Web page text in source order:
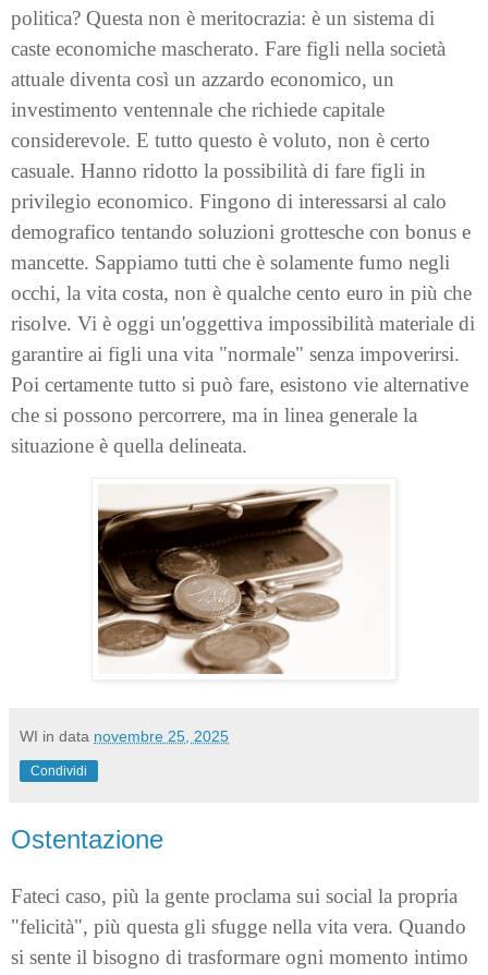
politica? Questa non è meritocrazia: è un sistema di
caste economiche mascherato. Fare figli nella società
attuale diventa così un azzardo economico, un
investimento ventennale che richiede capitale
considerevole. E tutto questo è voluto, non è certo
casuale. Hanno ridotto la possibilità di fare figli in
privilegio economico. Fingono di interessarsi al calo
demografico tentando soluzioni grottesche con bonus e
mancette. Sappiamo tutti che è solamente fumo negli
occhi, la vita costa, non è qualche cento euro in più che
risolve. Vi è oggi un'oggettiva impossibilità materiale di
garantire ai figli una vita "normale" senza impoverirsi.
Poi certamente tutto si può fare, esistono vie alternative
che si possono percorrere, ma in linea generale la
situazione è quella delineata.
WI in data novembre 25, 2025
Condividi
Ostentazione
Fateci caso, più la gente proclama sui social la propria
"felicità", più questa gli sfugge nella vita vera. Quando
si sente il bisogno di trasformare ogni momento intimo